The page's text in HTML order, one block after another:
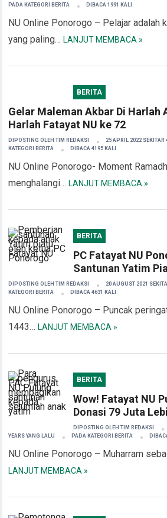
PADA KATEGORI
BERITA DIBACA 1991 KALI
NU Online Ponorogo – Pelajar adalah
yang paling…LANJUT MEMBACA »
BERITA
Gelar Maleman Akbar Di Harlah
Harlah Fatayat NU ke 72
DIPOSTING OLEHTIM REDAKSI 25 APRIL 2022 SEKITAR
KATEGORI
BERITA DIBACA 4195 KALI
NU Online Ponorogo- Moment
menghalangi…LANJUT MEMBACA »
BERITA
PC Fatayat NU
Santunan Yatim
DIPOSTING OLEHTIM REDAKSI 20 AUGUST 2021
KATEGORI
BERITA DIBACA 4631 KALI
NU Online Ponorogo – Puncak
1443…LANJUT MEMBACA »
BERITA
Wow! Fatayat NU
Donasi 79 Juta
DIPOSTING OLEHTIM REDAKSI
YEARS YANG LALU
PADA KATEGORI BERITA
NU Online Ponorogo – Muharram
LANJUT MEMBACA »